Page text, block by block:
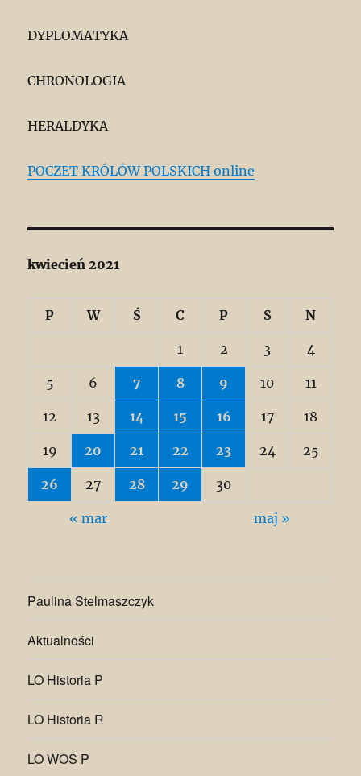
DYPLOMATYKA
CHRONOLOGIA
HERALDYKA
POCZET KRÓLÓW POLSKICH online
kwiecień 2021
P W Ś C P S N
1 2 3 4
5 6 7 8 9 10 11
12 13 14 15 16 17 18
19 20 21 22 23 24 25
26 27 28 29 30
« mar maj »
Paulina Stelmaszczyk
Aktualności
LO Historia P
LO Historia R
LO WOS P